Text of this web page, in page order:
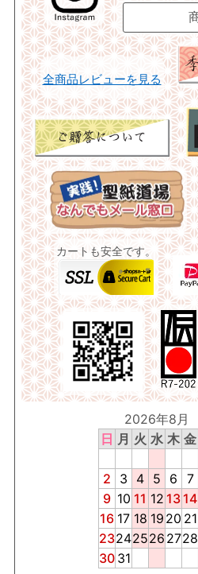
全商品レビューを見る
カートも安全です。
2026年8月
日 月 火 水 木 金
2
3 4 5 6 7
9 10 11 12 13 14
16 17 18 19 20 21
23242526 2728
30 31